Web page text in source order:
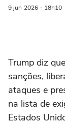
9 jun 2026 - 18h10
Trump diz
sanções,
ataques e
na lista de
Estados